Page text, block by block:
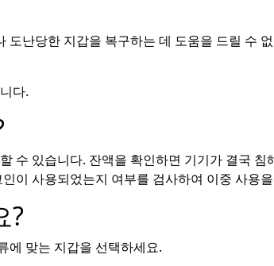
난당한 지갑을 복구하는 데 도움을 드릴 수
다.
수 있습니다. 잔액을 확인하면 기기가 결국 침
이 사용되었는지 여부를 검사하여 이중 사용
?
에 맞는 지갑을 선택하세요.